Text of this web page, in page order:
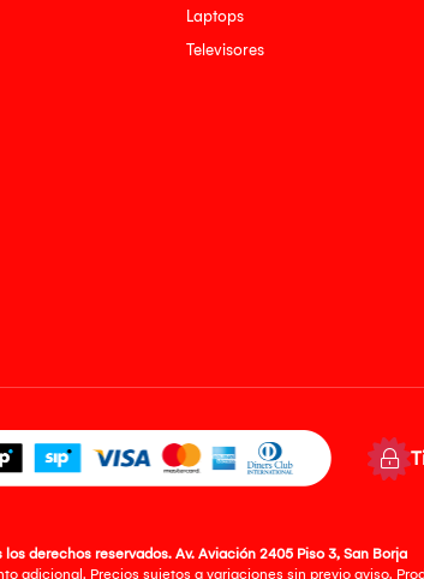
Laptops
Televisores
los derechos reservados. Av. Aviación 2405 Piso 3, San Borja
adicional. Precios sujetos a variaciones sin previo aviso.